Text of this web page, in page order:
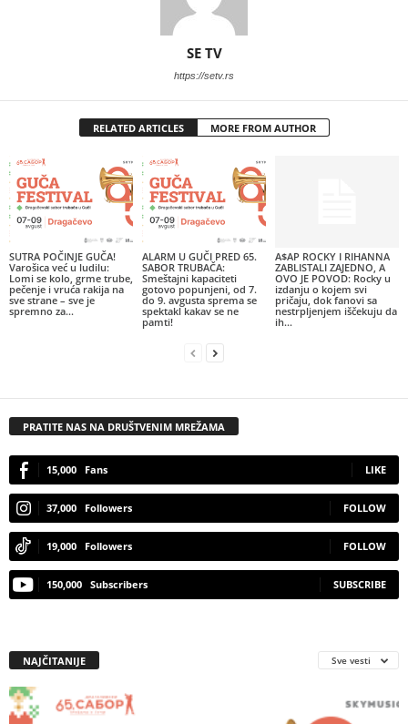
SE TV
https://setv.rs
RELATED ARTICLES MORE FROM AUTHOR
SUTRA POČINJE GUČA!
Varošica već u ludilu:
Lomi se kolo, grme trube,
pečenje i vruća rakija na
sve strane – sve je
spremno za...
ALARM U GUČI PRED 65.
SABOR TRUBAČA:
Smeštajni kapaciteti
gotovo popunjeni, od 7.
do 9. avgusta sprema se
spektakl kakav se ne
pamti!
A$AP ROCKY I RIHANNA
ZABLISTALI ZAJEDNO, A
OVO JE POVOD: Rocky u
izdanju o kojem svi
pričaju, dok fanovi sa
nestrpljenjem iščekuju da
ih...
PRATITE NAS NA DRUŠTVENIM MREŽAMA
15,000 Fans LIKE
37,000 Followers FOLLOW
19,000 Followers FOLLOW
150,000 Subscribers SUBSCRIBE
NAJČITANIJE Sve vesti